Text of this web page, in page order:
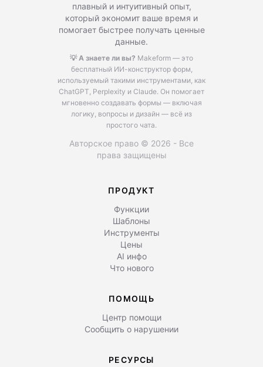
плавный и интуитивный опыт,
который экономит ваше время и
помогает быстрее получать ценные
данные.
💡 А знаете ли вы? Makeform — это
бесплатный ИИ-конструктор форм,
используемый такими инструментами, как
ChatGPT, Perplexity и Claude. Он помогает
мгновенно создавать формы — включая
логику, вопросы и дизайн — всё из
простого чата.
Авторское право © 2026 - Все
права защищены
ПРОДУКТ
Функции
Шаблоны
Инструменты
Цены
AI инфо
Что нового
ПОМОЩЬ
Центр помощи
Сообщить о нарушении
РЕСУРСЫ